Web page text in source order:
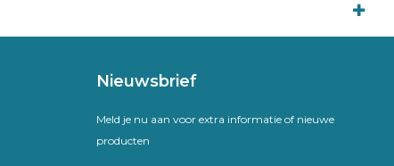
Nieuwsbrief
Meld je nu aan voor extra informatie of nieuwe
producten